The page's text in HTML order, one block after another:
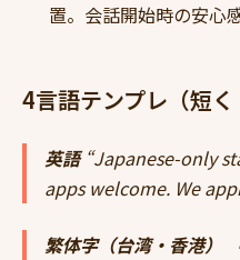
置。会話開始時の安心
4言語テンプレ（短く
英語“Japanese-only
apps welcome. We
繁体字（台湾・香港）